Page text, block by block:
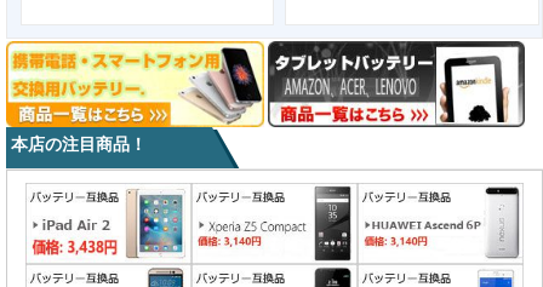
本店の注目商品！